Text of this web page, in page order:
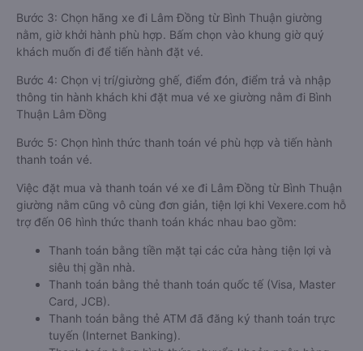
Bước 3: Chọn hãng xe đi Lâm Đồng từ Bình Thuận giường
nằm, giờ khởi hành phù hợp. Bấm chọn vào khung giờ quý
khách muốn đi để tiến hành đặt vé.
Bước 4: Chọn vị trí/giường ghế, điểm đón, điểm trả và nhập
thông tin hành khách khi đặt mua vé xe giường nằm đi Bình
Thuận Lâm Đồng
Bước 5: Chọn hình thức thanh toán vé phù hợp và tiến hành
thanh toán vé.
Việc đặt mua và thanh toán vé xe đi Lâm Đồng từ Bình Thuận
giường nằm cũng vô cùng đơn giản, tiện lợi khi Vexere.com hỗ
trợ đến 06 hình thức thanh toán khác nhau bao gồm:
Thanh toán bằng tiền mặt tại các cửa hàng tiện lợi và
siêu thị gần nhà.
Thanh toán bằng thẻ thanh toán quốc tế (Visa, Master
Card, JCB).
Thanh toán bằng thẻ ATM đã đăng ký thanh toán trực
tuyến (Internet Banking).